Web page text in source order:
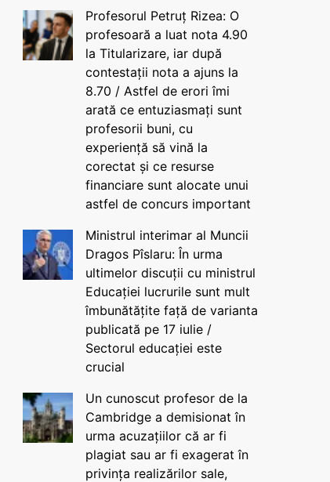
Profesorul Petruț Rizea: O
profesoară a luat nota 4.90
la Titularizare, iar după
contestații nota a ajuns la
8.70 / Astfel de erori îmi
arată ce entuziasmați sunt
profesorii buni, cu
experiență să vină la
corectat și ce resurse
financiare sunt alocate unui
astfel de concurs important
Ministrul interimar al Muncii
Dragos Pîslaru: În urma
ultimelor discuții cu ministrul
Educației lucrurile sunt mult
îmbunătățite față de varianta
publicată pe 17 iulie /
Sectorul educației este
crucial
Un cunoscut profesor de la
Cambridge a demisionat în
urma acuzațiilor că ar fi
plagiat sau ar fi exagerat în
privința realizărilor sale,